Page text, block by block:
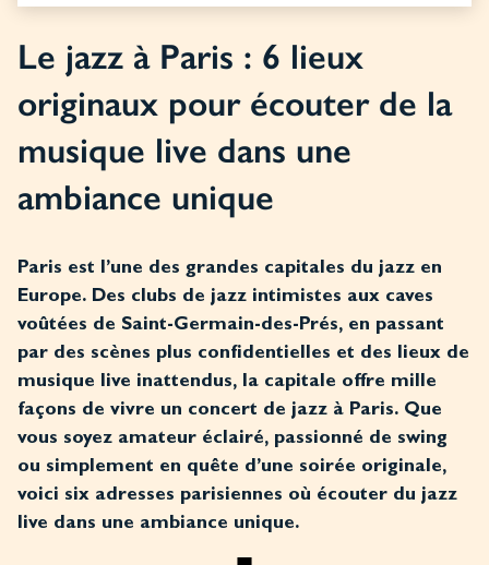
Le jazz à Paris : 6 lieux
originaux pour écouter de la
musique live dans une
ambiance unique
Paris est l’une des grandes capitales du jazz en
Europe. Des clubs de jazz intimistes aux caves
voûtées de Saint-Germain-des-Prés, en passant
par des scènes plus confidentielles et des lieux de
musique live inattendus, la capitale offre mille
façons de vivre un concert de jazz à Paris. Que
vous soyez amateur éclairé, passionné de swing
ou simplement en quête d’une soirée originale,
voici six adresses parisiennes où écouter du jazz
live dans une ambiance unique.